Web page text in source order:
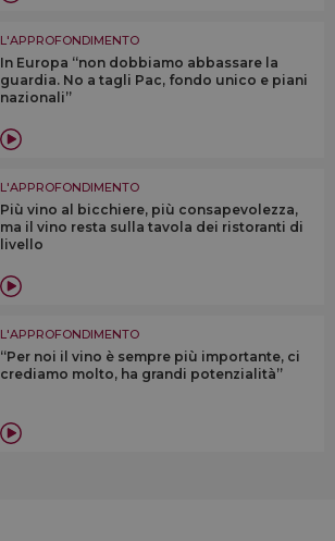
L'APPROFONDIMENTO
In Europa “non dobbiamo abbassare la
guardia. No a tagli Pac, fondo unico e piani
nazionali”
L'APPROFONDIMENTO
Più vino al bicchiere, più consapevolezza,
ma il vino resta sulla tavola dei ristoranti di
livello
L'APPROFONDIMENTO
“Per noi il vino è sempre più importante, ci
crediamo molto, ha grandi potenzialità”